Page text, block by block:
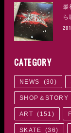
最
CATEGORY
NEWS (30)
SHOP＆STORY
ART ( 151 )
SKATE (36)